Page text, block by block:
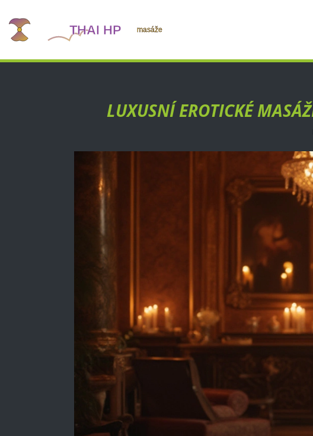
LUXUSNÍ EROTICKÉ